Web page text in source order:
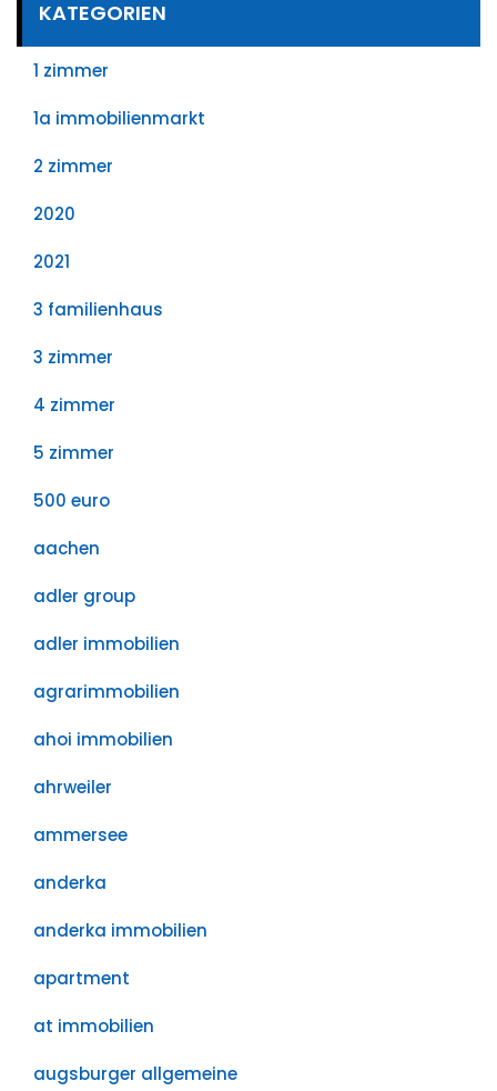
KATEGORIEN
1 zimmer
1a immobilienmarkt
2 zimmer
2020
2021
3 familienhaus
3 zimmer
4 zimmer
5 zimmer
500 euro
aachen
adler group
adler immobilien
agrarimmobilien
ahoi immobilien
ahrweiler
ammersee
anderka
anderka immobilien
apartment
at immobilien
augsburger allgemeine